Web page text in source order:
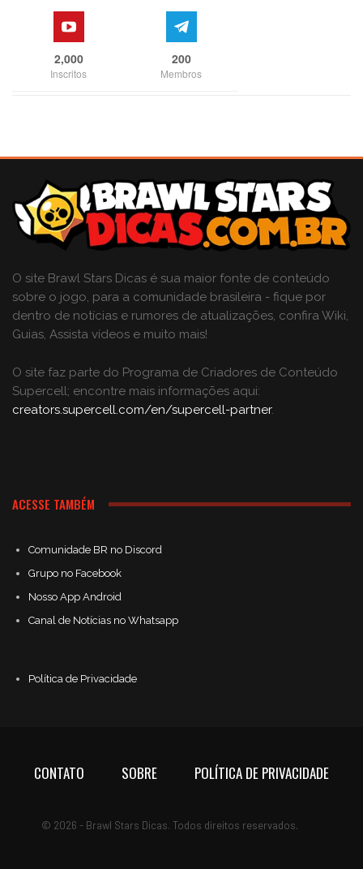
2,000
Inscritos
200
Membros
O site Brawl Stars Dicas é sua maior fonte de conteúdo
sobre o jogo, para a comunidade brasileira - fique por
dentro de notícias e rumores de atualizações, confira Wiki,
Guias, Assista vídeos e muito mais!
O site faz parte do Programa de Criadores de Conteúdo
Supercell; encontre mais informações aqui:
creators.supercell.com/en/supercell-partner.
ACESSE TAMBÉM
Comunidade BR no Discord
Grupo no Facebook
Nosso App Android
Canal de Notícias no Whatsapp
Política de Privacidade
CONTATO SOBRE POLÍTICA DE PRIVACIDADE
© 2026 - Brawl Stars Dicas. Todos direitos reservados.